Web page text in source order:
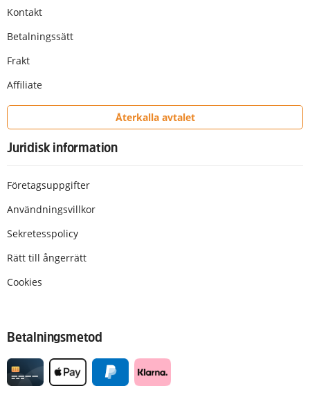
Kontakt
Betalningssätt
Frakt
Affiliate
Återkalla avtalet
Juridisk information
Företagsuppgifter
Användningsvillkor
Sekretesspolicy
Rätt till ångerrätt
Cookies
Betalningsmetod